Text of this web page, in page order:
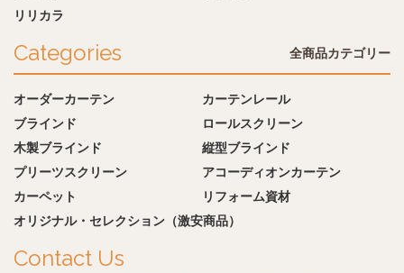
リリカラ
Categories 全商品カテゴリー
オーダーカーテン
カーテンレール
ブラインド
ロールスクリーン
木製ブラインド
縦型ブラインド
プリーツスクリーン
アコーディオンカーテン
カーペット
リフォーム資材
オリジナル・セレクション（激安商品）
Contact Us